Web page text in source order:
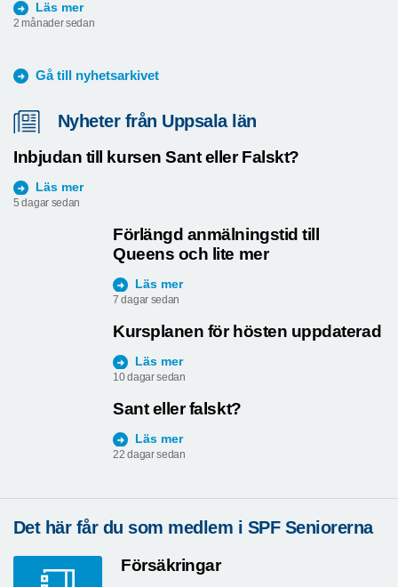
Läs mer
2 månader sedan
Gå till nyhetsarkivet
Nyheter från Uppsala län
Inbjudan till kursen Sant eller Falskt?
Läs mer
5 dagar sedan
Förlängd anmälningstid till
Queens och lite mer
Läs mer
7 dagar sedan
Kursplanen för hösten uppdaterad
Läs mer
10 dagar sedan
Sant eller falskt?
Läs mer
22 dagar sedan
Det här får du som medlem i SPF Seniorerna
Försäkringar